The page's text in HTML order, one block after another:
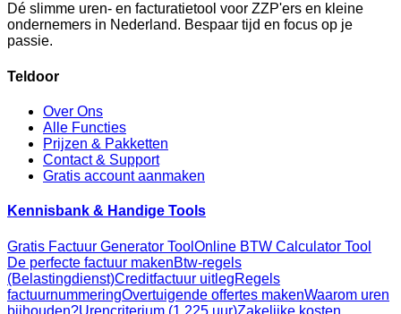
Dé slimme uren- en facturatietool voor ZZP'ers en kleine
ondernemers in Nederland. Bespaar tijd en focus op je
passie.
Teldoor
Over Ons
Alle Functies
Prijzen & Pakketten
Contact & Support
Gratis account aanmaken
Kennisbank & Handige Tools
Gratis Factuur Generator Tool Online BTW Calculator Tool
De perfecte factuur makenBtw-regels
(Belastingdienst)Creditfactuur uitlegRegels
factuurnummeringOvertuigende offertes makenWaarom uren
bijhouden?Urencriterium (1.225 uur)Zakelijke kosten